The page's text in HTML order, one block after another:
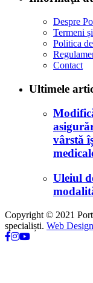
Despre
Termeni
Politica
Contact
Ultimele
vârstă
Uleiul
Copyright © 2021
specialiști. Web Design